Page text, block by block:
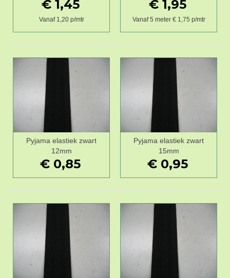
€ 1,45
Vanaf 1,20 p/mtr
€ 1,95
Vanaf 5 meter € 1,75 p/mtr
Pyjama elastiek zwart
12mm
€ 0,85
Pyjama elastiek zwart
15mm
€ 0,95